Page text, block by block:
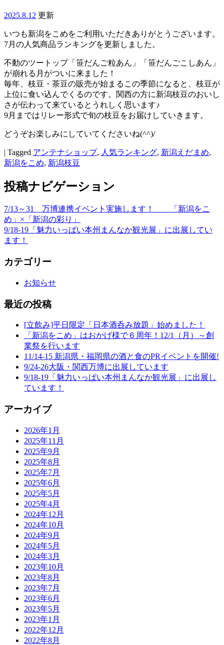
2025.8.12 更新
いつも新潟をこめをご利用いただきありがとうございます。
7月の人気商品ランキングを更新しました。
不動のツートップ「笹だんご粒あん」「笹だんごこしあん」
が崩れる月がついに来ました！
毎年、枝豆・茶豆の販売が始まるこの季節になると、枝豆が
上位に食い込んでくるのです。関西の方に新潟枝豆のおいし
さが伝わって来ているとうれしく思います♪
9月まではリレー形式で旬の枝豆をお届けしていきます。
どうぞお楽しみにしていてくださいね(^^)/
| Tagged アンテナショップ, 人気ランキング, 新潟えだまめ,
新潟をこめ, 新潟枝豆
投稿ナビゲーション
7/13～31 万博連携イベント実施します！ 「新潟をこ
め」×「新潟の彩り」
9/18-19「魅力いっぱい本州まんなか観光展」に出展してい
ます！
カテゴリー
お知らせ
最近の投稿
[立飲み]平日限定「日本酒呑み放題」始めました！
「新潟をこめ」はおかげ様で６周年！12/1（月）～創
業祭を行います
11/14-15 新潟県・福岡県の酒と食のPRイベントを開催!
9/24-26大阪・関西万博に出展しています
9/18-19「魅力いっぱい本州まんなか観光展」に出展し
ています！
アーカイブ
2026年1月
2025年11月
2025年9月
2025年8月
2025年7月
2025年6月
2025年5月
2025年4月
2024年12月
2024年10月
2024年9月
2024年5月
2024年3月
2023年10月
2023年8月
2023年7月
2023年6月
2023年5月
2023年1月
2022年12月
2022年8月